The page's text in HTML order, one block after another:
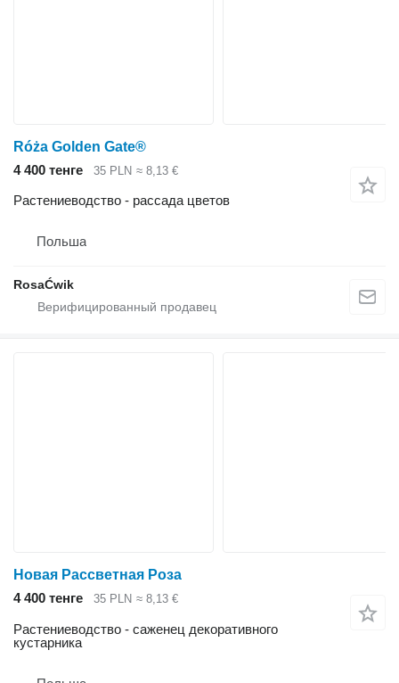
Róża Golden Gate®
4 400 тенге
35 PLN ≈ 8,13 €
Растениеводство - рассада цветов
Польша
RosaĆwik
Новая Рассветная Роза
4 400 тенге
35 PLN ≈ 8,13 €
Растениеводство - саженец декоративного
кустарника